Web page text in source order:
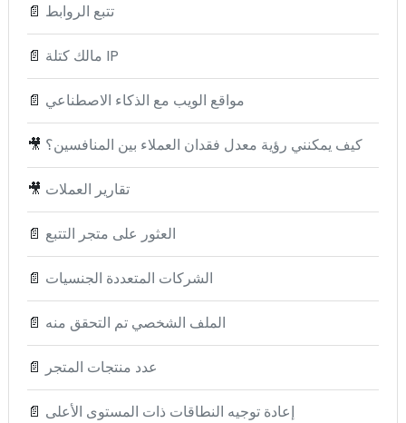
📄 تتبع الروابط
📄 مالك كتلة IP
📄 مواقع الويب مع الذكاء الاصطناعي
🎥 كيف يمكنني رؤية معدل فقدان العملاء بين المنافسين؟
🎥 تقارير العملات
📄 العثور على متجر التتبع
📄 الشركات المتعددة الجنسيات
📄 الملف الشخصي تم التحقق منه
📄 عدد منتجات المتجر
📄 إعادة توجيه النطاقات ذات المستوى الأعلى